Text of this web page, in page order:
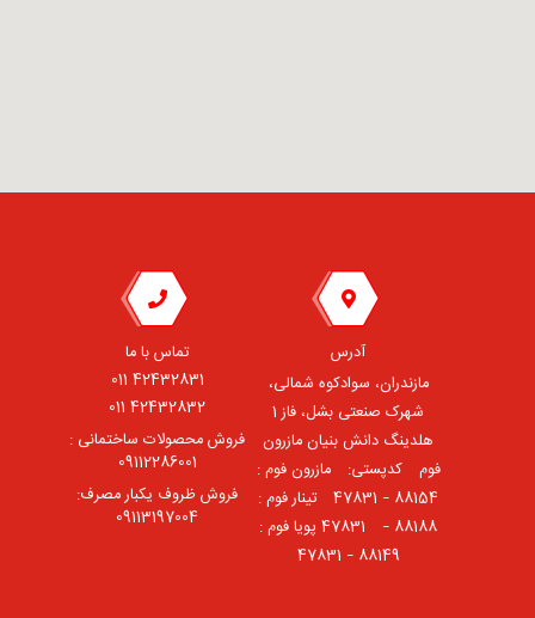
آدرس
مازندران، سوادکوه شمالی،
شهرک صنعتی بشل، فاز 1
هلدینگ دانش بنیان مازرون
فوم ⠀کدپستی: ⠀مازرون فوم :
88154 – 47831 ⠀تینار فوم :
88188 – 47831⠀ پویا فوم :
88149 – 47831
تماس با ما
42432831 011
42432832 011
فروش محصولات ساختمانی :
09112286001
فروش ظروف یکبار مصرف:
09113197004